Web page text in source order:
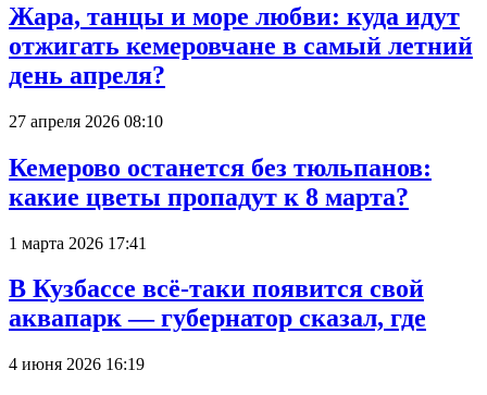
Жара, танцы и море любви: куда идут
отжигать кемеровчане в самый летний
день апреля?
27 апреля 2026 08:10
Кемерово останется без тюльпанов:
какие цветы пропадут к 8 марта?
1 марта 2026 17:41
В Кузбассе всё-таки появится свой
аквапарк — губернатор сказал, где
4 июня 2026 16:19